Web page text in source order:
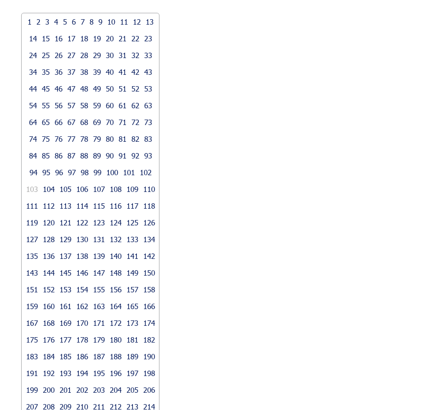
1 2 3 4 5 6 7 8 9 10 11 12
13
14
15 16 17 18 19 20 21 22
23
24
25 26 27 28 29 30 31 32
33
34 35 36 37 38 39 40 41 42
43
44 45 46 47 48 49 50 51 52
53
54 55 56 57 58 59 60 61 62
63
64 65 66 67 68 69 70 71 72
73
74 75 76 77 78 79 80 81 82
83
84 85 86 87 88 89 90 91 92
93
94 95 96 97 98 99 100 101
102
103
104 105 106 107 108 109
110
111
112 113 114 115 116 117
118
119
120 121 122 123 124 125
126
127
128 129 130 131 132 133
134
135
136 137 138 139 140 141
142
143
144 145 146 147 148 149
150
151
152 153 154 155 156 157
158
159
160 161 162 163 164 165
166
167
168 169 170 171 172 173
174
175
176 177 178 179 180 181
182
183
184 185 186 187 188 189
190
191
192 193 194 195 196 197
198
199
200 201 202 203 204 205
206
207
208 209 210 211 212 213 214